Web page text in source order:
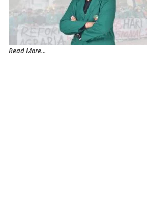
Read More...